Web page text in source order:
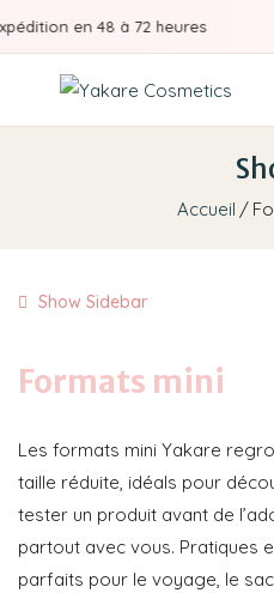
en 48 à 72 heures
Formats
Accueil
Show Sidebar
Formats mini
Les formats mini Yakare
taille réduite, idéals pour
tester un produit avant de
partout avec vous. Pratiques
parfaits pour le voyage, le